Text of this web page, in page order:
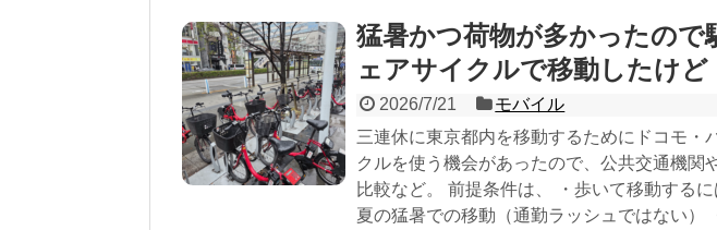
猛暑かつ荷物が多かったので
ェアサイクルで移動したけど
2026/7/21
モバイル
三連休に東京都内を移動するためにドコモ・
クルを使う機会があったので、公共交通機関
比較など。 前提条件は、 ・歩いて移動する
夏の猛暑での移動（通勤ラッシュではない）